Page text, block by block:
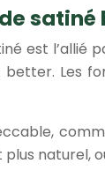
est
Les
naturel,